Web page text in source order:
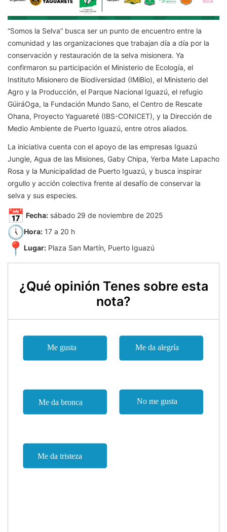
“Somos la Selva” busca ser un punto de encuentro entre la
comunidad y las organizaciones que trabajan día a día por la
conservación y restauración de la selva misionera. Ya
confirmaron su participación el Ministerio de Ecología, el
Instituto Misionero de Biodiversidad (IMiBio), el Ministerio del
Agro y la Producción, el Parque Nacional Iguazú, el refugio
GüiráOga, la Fundación Mundo Sano, el Centro de Rescate
Ohana, Proyecto Yaguareté (IBS-CONICET), y la Dirección de
Medio Ambiente de Puerto Iguazú, entre otros aliados.
La iniciativa cuenta con el apoyo de las empresas Iguazú
Jungle, Agua de las Misiones, Gaby Chipa, Yerba Mate Lapacho
Rosa y la Municipalidad de Puerto Iguazú, y busca inspirar
orgullo y acción colectiva frente al desafío de conservar la
selva y sus especies.
Fecha: sábado 29 de noviembre de 2025
Hora: 17 a 20 h
Lugar: Plaza San Martín, Puerto Iguazú
¿Qué opinión Tenes sobre esta
nota?